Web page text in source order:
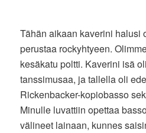
Tähän aikaan kaverini halusi
perustaa rockyhtyeen.
kesäkatu poltti. Kaverini isä
tanssimusaa, ja tallella oli
Rickenbacker-kopiobasso
Minulle luvattiin opettaa
välineet lainaan, kunnes